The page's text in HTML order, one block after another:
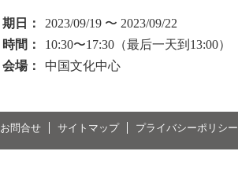
期日：
2023/09/19 〜 2023/09/22
時間：
10:30〜17:30（最后一天到13:00）
会場：
中国文化中心
お問合せ サイトマップ プライバシーポリシー